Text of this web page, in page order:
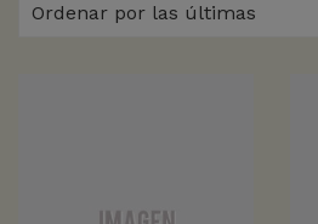
Ordenar por las últimas